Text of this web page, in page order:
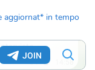
aggiornat* in tempo